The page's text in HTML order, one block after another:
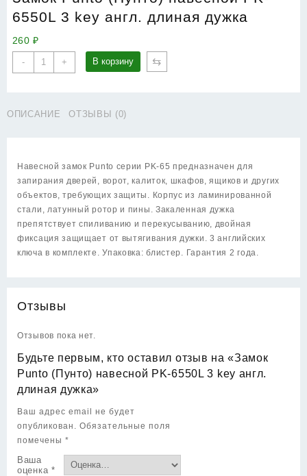
6550L 3 key англ. длиная дужка
260₽
-
Количество
товара
(Пунто)
key
длиная
+ В корзину ⇆
ОПИСАНИЕ ОТЗЫВЫ (0)
Навесной замок Punto серии PK-65 предназначен для
запирания дверей, ворот, калиток, шкафов, ящиков и других
объектов, требующих защиты. Корпус из ламинированной
стали, латунный ротор и пины. Закаленная дужка
препятствует спиливанию и перекусыванию, двойная
фиксация защищает от вытягивания дужки. 3 английских
ключа в комплекте. Упаковка: блистер. Гарантия 2 года.
Отзывы
Отзывов пока нет.
Будьте первым, кто оставил отзыв на «Замок
Punto (Пунто) навесной PK-6550L 3 key англ.
длиная дужка»
Ваш адрес email не будет
опубликован.
Обязательные поля
помечены *
Ваша
оценка *